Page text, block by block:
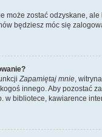
może zostać odzyskane,
będziesz móc się
Zapamiętaj mnie ,
innego. Aby pozostać
bibliotece, kawiarence